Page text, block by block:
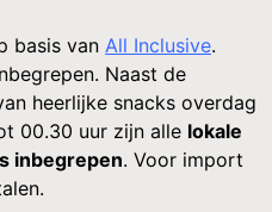
basis van All Inclusive.
Naast de
heerlijke snacks overdag
00.30 uur zijn alle lokale
inbegrepen. Voor import